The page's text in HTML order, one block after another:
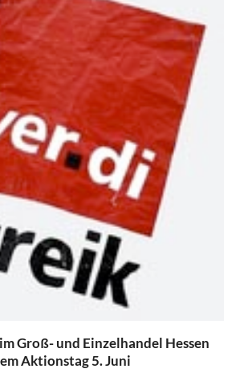
Groß- und Einzelhandel Hessen
Aktionstag 5. Juni